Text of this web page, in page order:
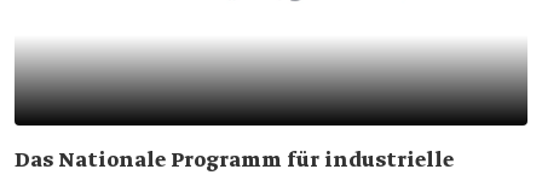
Das Nationale Programm für industrielle